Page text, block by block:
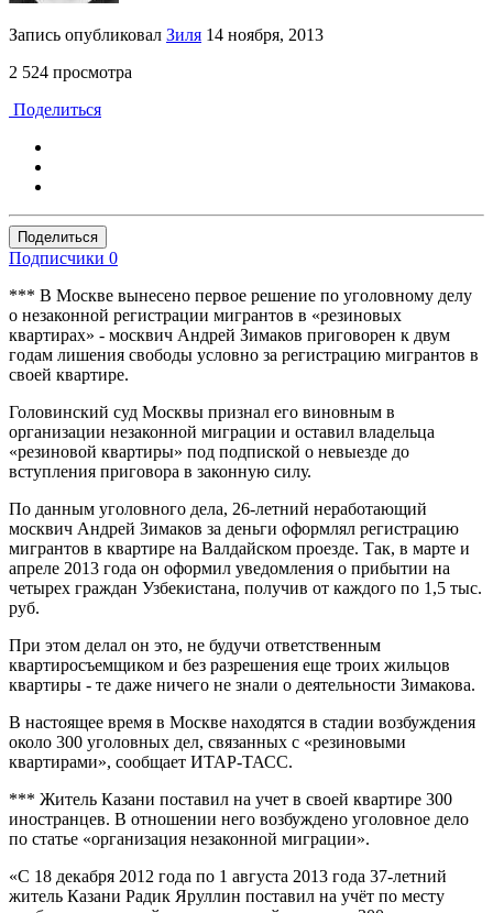
Запись опубликовал Зиля 14 ноября, 2013
2 524 просмотра
Поделиться
Поделиться
Подписчики 0
*** В Москве вынесено первое решение по уголовному делу
о незаконной регистрации мигрантов в «резиновых
квартирах» - москвич Андрей Зимаков приговорен к двум
годам лишения свободы условно за регистрацию мигрантов в
своей квартире.
Головинский суд Москвы признал его виновным в
организации незаконной миграции и оставил владельца
«резиновой квартиры» под подпиской о невыезде до
вступления приговора в законную силу.
По данным уголовного дела, 26-летний неработающий
москвич Андрей Зимаков за деньги оформлял регистрацию
мигрантов в квартире на Валдайском проезде. Так, в марте и
апреле 2013 года он оформил уведомления о прибытии на
четырех граждан Узбекистана, получив от каждого по 1,5 тыс.
руб.
При этом делал он это, не будучи ответственным
квартиросъемщиком и без разрешения еще троих жильцов
квартиры - те даже ничего не знали о деятельности Зимакова.
В настоящее время в Москве находятся в стадии возбуждения
около 300 уголовных дел, связанных с «резиновыми
квартирами», сообщает ИТАР-ТАСС.
*** Житель Казани поставил на учет в своей квартире 300
иностранцев. В отношении него возбуждено уголовное дело
по статье «организация незаконной миграции».
«С 18 декабря 2012 года по 1 августа 2013 года 37-летний
житель Казани Радик Яруллин поставил на учёт по месту